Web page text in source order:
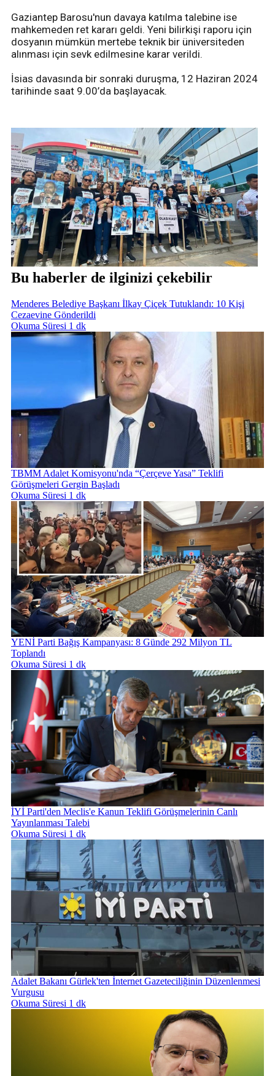
Gaziantep Barosu'nun davaya katılma talebine ise
mahkemeden ret kararı geldi. Yeni bilirkişi raporu için
dosyanın mümkün mertebe teknik bir üniversiteden
alınması için sevk edilmesine karar verildi.
İsias davasında bir sonraki duruşma, 12 Haziran 2024
tarihinde saat 9.00’da başlayacak.
Bu haberler de ilginizi çekebilir
Menderes Belediye Başkanı İlkay Çiçek Tutuklandı: 10 Kişi
Cezaevine Gönderildi
Okuma Süresi 1 dk
TBMM Adalet Komisyonu'nda “Çerçeve Yasa” Teklifi
Görüşmeleri Gergin Başladı
Okuma Süresi 1 dk
YENİ Parti Bağış Kampanyası: 8 Günde 292 Milyon TL
Toplandı
Okuma Süresi 1 dk
İYİ Parti'den Meclis'e Kanun Teklifi Görüşmelerinin Canlı
Yayınlanması Talebi
Okuma Süresi 1 dk
Adalet Bakanı Gürlek'ten İnternet Gazeteciliğinin Düzenlenmesi
Vurgusu
Okuma Süresi 1 dk